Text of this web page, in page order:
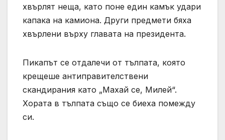
хвърлят неща, като поне един камък удари
капака на камиона. Други предмети бяха
хвърлени върху главата на президента.
Пикапът се отдалечи от тълпата, която
крещеше антиправителствени
скандирания като „Махай се, Милей“.
Хората в тълпата също се биеха помежду
си.